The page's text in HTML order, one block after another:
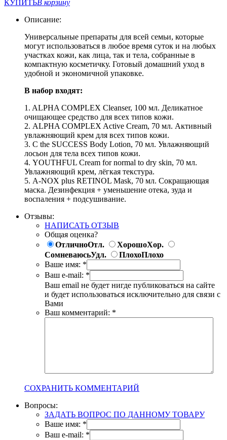
КУПИТЬВ корзину
Описание:
Универсальные препараты для всей семьи, которые
могут использоваться в любое время суток и на любых
участках кожи, как лица, так и тела, собранные в
компактную косметичку. Готовый домашний уход в
удобной и экономичной упаковке.
В набор входят:
1. ALPHA COMPLEX Cleanser, 100 мл. Деликатное
очищающее средство для всех типов кожи.
2. ALPHA COMPLEX Active Cream, 70 мл. Активный
увлажняющий крем для всех типов кожи.
3. C the SUCCESS Body Lotion, 70 мл. Увлажняющий
лосьон для тела всех типов кожи.
4. YOUTHFUL Сream for normal to dry skin, 70 мл.
Увлажняющий крем, лёгкая текстура.
5. A-NOX plus RETINOL Mask, 70 мл. Сокращающая
маска. Дезинфекция + уменьшение отека, зуда и
воспаления + подсушивание.
Отзывы:
НАПИСАТЬ ОТЗЫВ
Общая оценка?
ОтличноОтл. ХорошоХор.
СомневаюсьУдл. ПлохоПлохо
Ваше имя: *
Ваш e-mail: *
Ваш email не будет нигде публиковаться на сайте
и будет использоваться исключительно для связи с
Вами
Ваш комментарий: *
СОХРАНИТЬ КОММЕНТАРИЙ
Вопросы:
ЗАДАТЬ ВОПРОС ПО ДАННОМУ ТОВАРУ
Ваше имя: *
Ваш e-mail: *